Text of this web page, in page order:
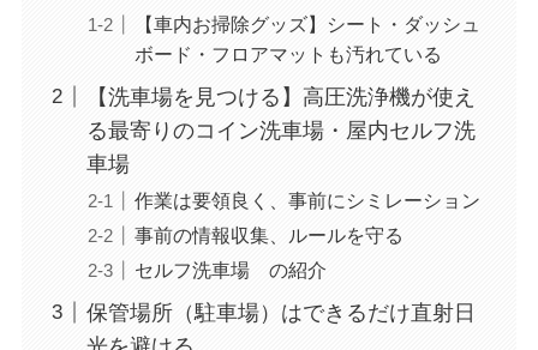
【車内お掃除グッズ】シート・ダッシュ
ボード・フロアマットも汚れている
【洗車場を見つける】高圧洗浄機が使え
る最寄りのコイン洗車場・屋内セルフ洗
車場
作業は要領良く、事前にシミレーション
事前の情報収集、ルールを守る
セルフ洗車場 の紹介
保管場所（駐車場）はできるだけ直射日